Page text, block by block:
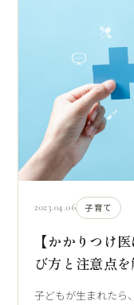
2023.04.06 子育て
【かかりつけ
び方と注意点を
子どもが生まれたら